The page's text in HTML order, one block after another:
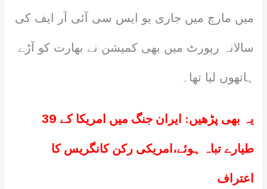
میں مارچ میں جاری یو ایس سی آئی آر ایف کی
سالانہ رپورٹ میں بھی کمیشن نے بھارت کو آڑے
ہاتھوں لیا تھا۔
یہ بھی پڑھیں: ایران جنگ میں امریکا کے 39
طیارے تباہ ہوئے،امریکی رکن کانگریس کا
اعتراف